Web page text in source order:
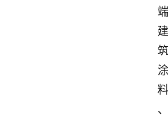
端
建
筑
涂
料
、